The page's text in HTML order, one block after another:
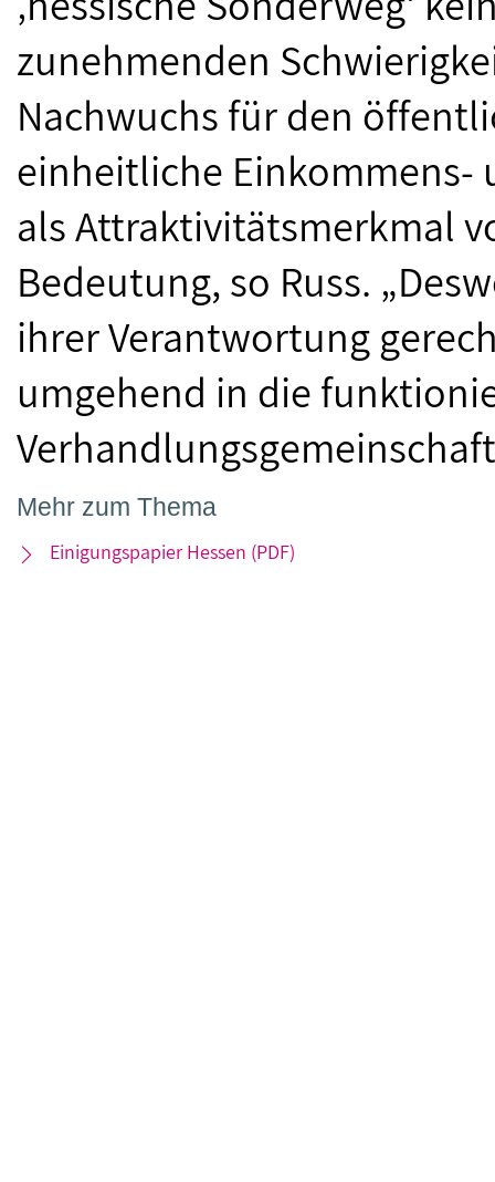
zunehmenden
Nachwuchs für den
einheitliche Einkommens-
als Attraktivitätsmerkmal
Bedeutung, so Russ.
ihrer Verantwortung
umgehend in die
Mehr zum Thema
Einigungspapier Hessen (PDF)